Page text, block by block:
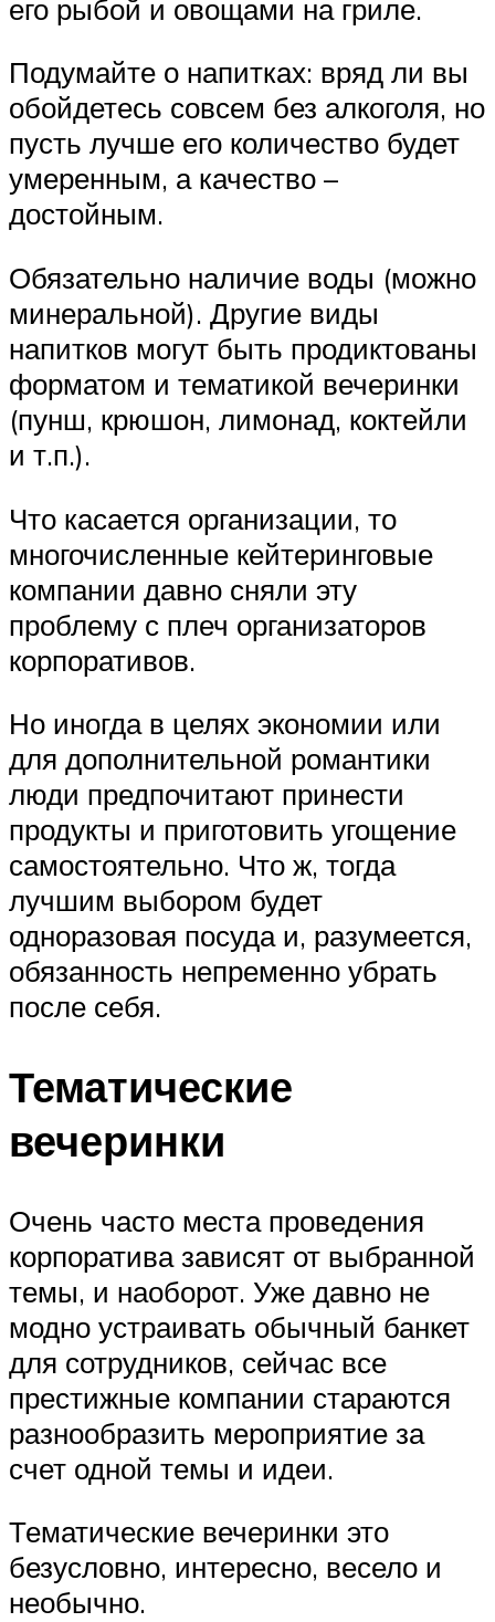
его рыбой и овощами на гриле.
Подумайте о напитках: вряд ли вы
обойдетесь совсем без алкоголя, но
пусть лучше его количество будет
умеренным, а качество –
достойным.
Обязательно наличие воды (можно
минеральной). Другие виды
напитков могут быть продиктованы
форматом и тематикой вечеринки
(пунш, крюшон, лимонад, коктейли
и т.п.).
Что касается организации, то
многочисленные кейтеринговые
компании давно сняли эту
проблему с плеч организаторов
корпоративов.
Но иногда в целях экономии или
для дополнительной романтики
люди предпочитают принести
продукты и приготовить угощение
самостоятельно. Что ж, тогда
лучшим выбором будет
одноразовая посуда и, разумеется,
обязанность непременно убрать
после себя.
Тематические
вечеринки
Очень часто места проведения
корпоратива зависят от выбранной
темы, и наоборот. Уже давно не
модно устраивать обычный банкет
для сотрудников, сейчас все
престижные компании стараются
разнообразить мероприятие за
счет одной темы и идеи.
Тематические вечеринки это
безусловно, интересно, весело и
необычно.